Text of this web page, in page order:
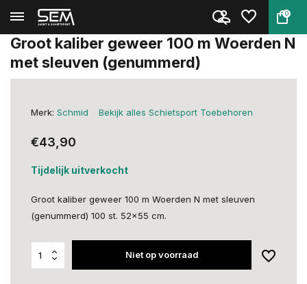
0
Terug Home Groot kaliber geweer 100 m Woe...
Groot kaliber geweer 100 m Woerden N
met sleuven (genummerd)
Merk: Schmid Bekijk alles Schietsport Toebehoren
€43,90
Tijdelijk uitverkocht
Groot kaliber geweer 100 m Woerden N met sleuven
(genummerd) 100 st. 52x55 cm.
Niet op voorraad